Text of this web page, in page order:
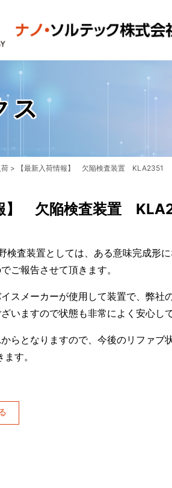
ス
> 【最新入荷情報】 欠陥検査装置 KLA2351
報】 欠陥検査装置
検査装置としては、ある意味完成
ご報告させて頂きます。
スメーカーが使用して装置で、弊社
いますので状態も非常によく安心し
らとなりますので、今後のリファブ
す。